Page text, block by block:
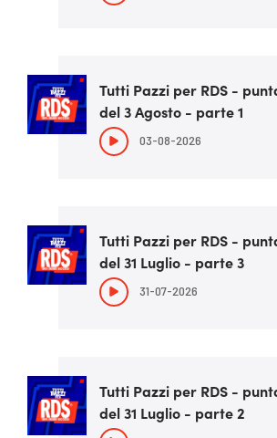
Tutti Pazzi per RDS -
del 3 Agosto - parte 1
03-08-2026
Tutti Pazzi per RDS -
del 31 Luglio - parte 3
31-07-2026
Tutti Pazzi per RDS -
del 31 Luglio - parte 2